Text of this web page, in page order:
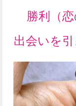
勝利（
出会いを